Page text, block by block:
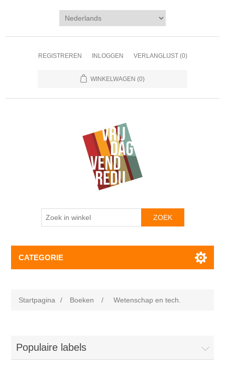
REGISTREREN INLOGGEN VERLANGLIJST (0)
WINKELWAGEN (0)
CATEGORIE
Startpagina / Boeken / Wetenschap en tech.
Populaire labels